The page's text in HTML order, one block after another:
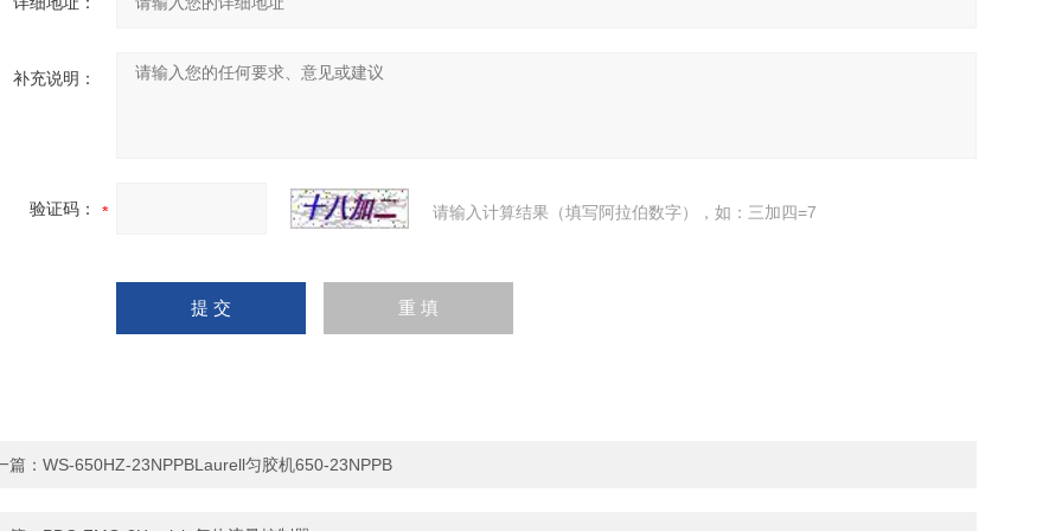
补充说明：
验证码： 请输入计算结果（填写阿拉伯数字），如：三加四=7
篇： WS-650HZ-23NPPBLaurell匀胶机650-23NPPB